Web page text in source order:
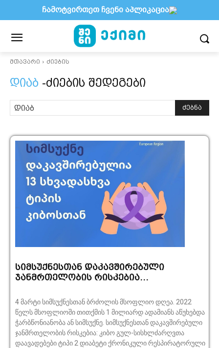
მთავარი ძიების
დიაბ -ძიების შედეგები
ძებნა
სიმსუქნესთან დაკავშირებული
ჯანმრთელობის რისკებია…
4 მარტი სიმსუქნესთან ბრძოლის მსოფლიო დღეა. 2022
წელს მსოფლიოში თითქმის 1 მილიარდ ადამიანს აწუხებდა
ჭარბწონიანობა ან სიმსუქნე. სიმსუქნესთან დაკავშირებული
ჯანმრთელობის რისკებია: კიბო გულ-სისხლძარღვთა
დაავადებები ტიპი 2 დიაბეტი ქრონიკული რესპირატორული
ჩამოტვირთეთ ჩვენი აპლიკაცია